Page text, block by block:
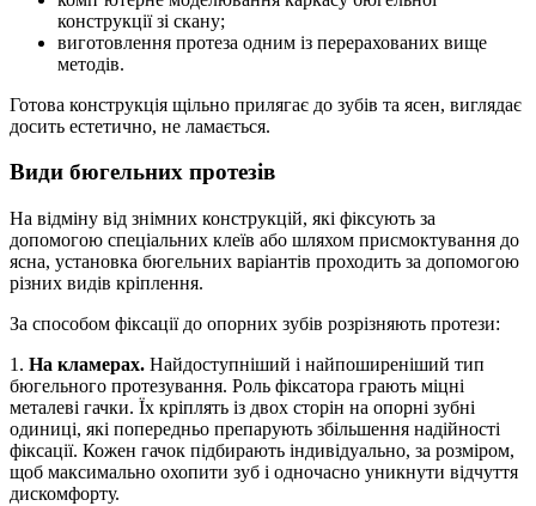
конструкції зі скану;
виготовлення протеза одним із перерахованих вище
методів.
Готова конструкція щільно прилягає до зубів та ясен, виглядає
досить естетично, не ламається.
Види бюгельних протезів
На відміну від знімних конструкцій, які фіксують за
допомогою спеціальних клеїв або шляхом присмоктування до
ясна, установка бюгельних варіантів проходить за допомогою
різних видів кріплення.
За способом фіксації до опорних зубів розрізняють протези:
1. На кламерах. Найдоступніший і найпоширеніший тип
бюгельного протезування. Роль фіксатора грають міцні
металеві гачки. Їх кріплять із двох сторін на опорні зубні
одиниці, які попередньо препарують збільшення надійності
фіксації. Кожен гачок підбирають індивідуально, за розміром,
щоб максимально охопити зуб і одночасно уникнути відчуття
дискомфорту.